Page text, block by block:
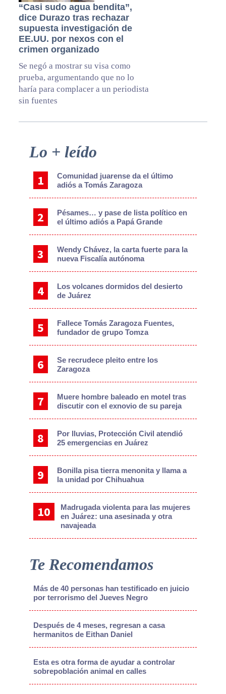
“Casi sudo agua bendita”,
dice Durazo tras rechazar
supuesta investigación de
EE.UU. por nexos con el
crimen organizado
Se negó a mostrar su visa como
prueba, argumentando que no lo
haría para complacer a un periodista
sin fuentes
Primary
Lo + leído
Comunidad juarense da el último
adiós a Tomás Zaragoza
Pésames… y pase de lista político en
el último adiós a Papá Grande
Wendy Chávez, la carta fuerte para la
nueva Fiscalía autónoma
Los volcanes dormidos del desierto
de Juárez
Fallece Tomás Zaragoza Fuentes,
fundador de grupo Tomza
Se recrudece pleito entre los
Zaragoza
Muere hombre baleado en motel tras
discutir con el exnovio de su pareja
Por lluvias, Protección Civil atendió
25 emergencias en Juárez
Bonilla pisa tierra menonita y llama a
la unidad por Chihuahua
Madrugada violenta para las mujeres
en Juárez: una asesinada y otra
navajeada
Te Recomendamos
Más de 40 personas han testificado en juicio
por terrorismo del Jueves Negro
Después de 4 meses, regresan a casa
hermanitos de Eithan Daniel
Esta es otra forma de ayudar a controlar
sobrepoblación animal en calles